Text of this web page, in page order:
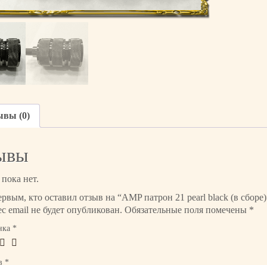
о
н
(0)
нет.
кто оставил отзыв на “AMP патрон 21 pearl black (в
email не будет опубликован. Обязательные поля помечены *
*
*